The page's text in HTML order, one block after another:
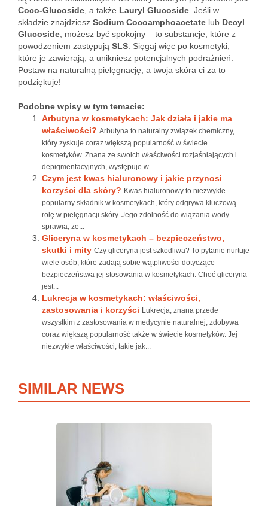
Coco-Glucoside , a także Lauryl Glucoside . Jeśli w
składzie znajdziesz Sodium Cocoamphoacetate lub Decyl
Glucoside , możesz być spokojny – to substancje, które z
powodzeniem zastępują SLS . Sięgaj więc po kosmetyki,
które je zawierają, a unikniesz potencjalnych podrażnień.
Postaw na naturalną pielęgnację, a twoja skóra ci za to
podziękuje!
Podobne wpisy w tym temacie:
Arbutyna w kosmetykach: Jak działa i jakie ma
właściwości? Arbutyna to naturalny związek chemiczny,
który zyskuje coraz większą popularność w świecie
kosmetyków. Znana ze swoich właściwości rozjaśniających i
depigmentacyjnych, występuje w...
Czym jest kwas hialuronowy i jakie przynosi
korzyści dla skóry? Kwas hialuronowy to niezwykle
popularny składnik w kosmetykach, który odgrywa kluczową
rolę w pielęgnacji skóry. Jego zdolność do wiązania wody
sprawia, że...
Gliceryna w kosmetykach – bezpieczeństwo,
skutki i mity Czy gliceryna jest szkodliwa? To pytanie nurtuje
wiele osób, które zadają sobie wątpliwości dotyczące
bezpieczeństwa jej stosowania w kosmetykach. Choć gliceryna
jest...
Lukrecja w kosmetykach: właściwości,
zastosowania i korzyści Lukrecja, znana przede
wszystkim z zastosowania w medycynie naturalnej, zdobywa
coraz większą popularność także w świecie kosmetyków. Jej
niezwykłe właściwości, takie jak...
SIMILAR NEWS